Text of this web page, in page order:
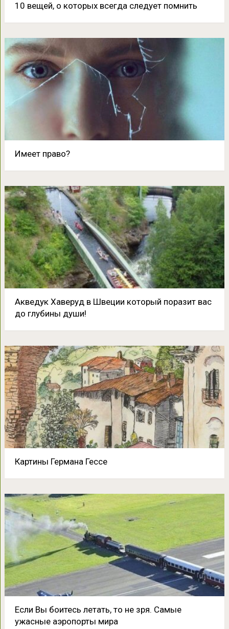
10 вещей, о которых всегда следует помнить
Имеет право?
Акведук Хаверуд в Швеции который поразит вас
до глубины души!
Картины Германа Гессе
Если Вы боитесь летать, то не зря. Самые
ужасные аэропорты мира